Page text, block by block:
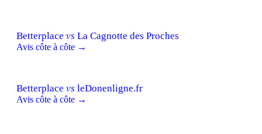
Betterplace vs La Cagnotte des Proches
Avis côte à côte →
Betterplace vs leDonenligne.fr
Avis côte à côte →